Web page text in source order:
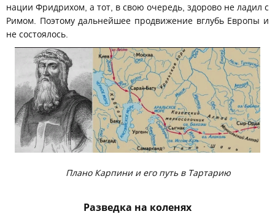
нации Фридрихом, а тот, в свою очередь, здорово не ладил с
Римом. Поэтому дальнейшее продвижение вглубь Европы и
не состоялось.
Плано Карпини и его путь в Тартарию
Разведка на коленях